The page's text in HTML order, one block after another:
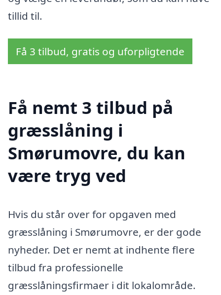
tillid til.
Få 3 tilbud, gratis og uforpligtende
Få nemt 3 tilbud på
græsslåning i
Smørumovre, du kan
være tryg ved
Hvis du står over for opgaven med
græsslåning i Smørumovre, er der gode
nyheder. Det er nemt at indhente flere
tilbud fra professionelle
græsslåningsfirmaer i dit lokalområde.